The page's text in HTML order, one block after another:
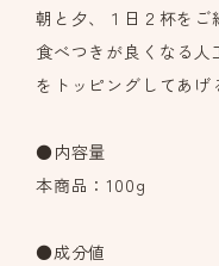
朝と夕、１日２杯をご
食べつきが良くなる
をトッピングしてあげ
●内容量
本商品：100g
●成分値